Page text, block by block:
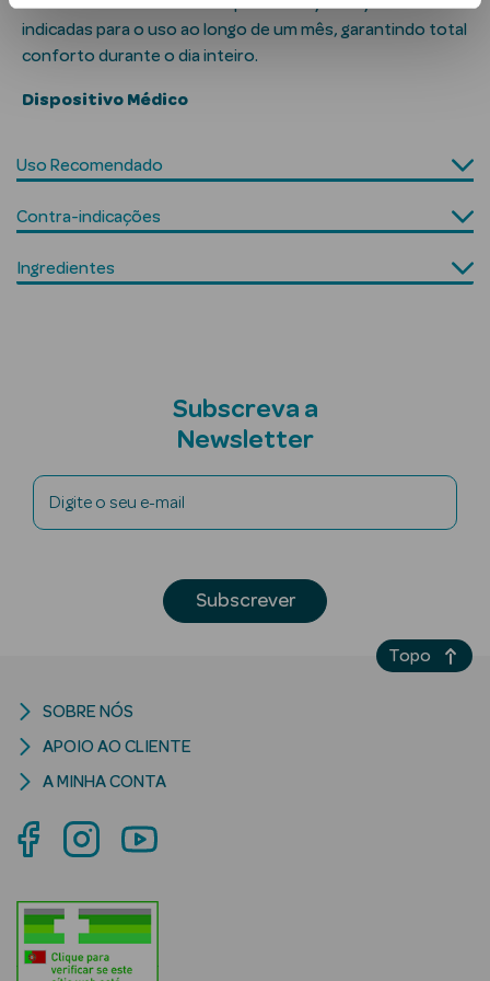
Cosmética
Creme de Olhos
envelhecimento
Água Micelar
Máscaras
Faciais
Esfoliantes
Coffrets
indicadas para o uso ao longo de um mês, garantindo total
conforto durante o dia inteiro.
Dispositivo Médico
Uso Recomendado
Contra-indicações
Ingredientes
Subscreva a
Newsletter
Digite o seu e-mail
Subscrever
SOBRE NÓS
APOIO AO CLIENTE
A MINHA CONTA
Topo